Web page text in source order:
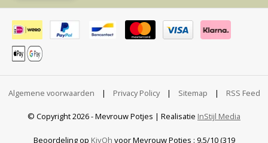
Algemene voorwaarden | Privacy Policy | Sitemap | RSS Feed
© Copyright 2026 - Mevrouw Potjes | Realisatie InStijl Media
Beoordeling op KiyOh voor Mevrouw Potjes : 9.5/10 (319